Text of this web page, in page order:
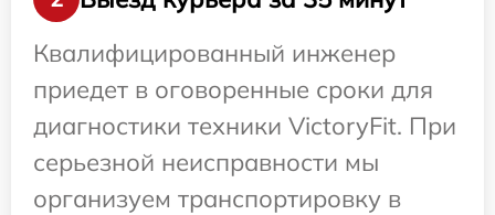
Квалифицированный инженер
приедет в оговоренные сроки для
диагностики техники VictoryFit. При
серьезной неисправности мы
организуем транспортировку в